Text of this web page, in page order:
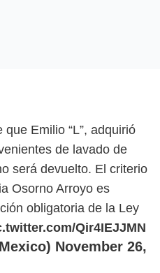
que Emilio “L”, adquirió
de lavado de
será devuelto. El criterio
Osorno Arroyo es
obligatoria de la Ley
Qir4IEJJMN
November 26,